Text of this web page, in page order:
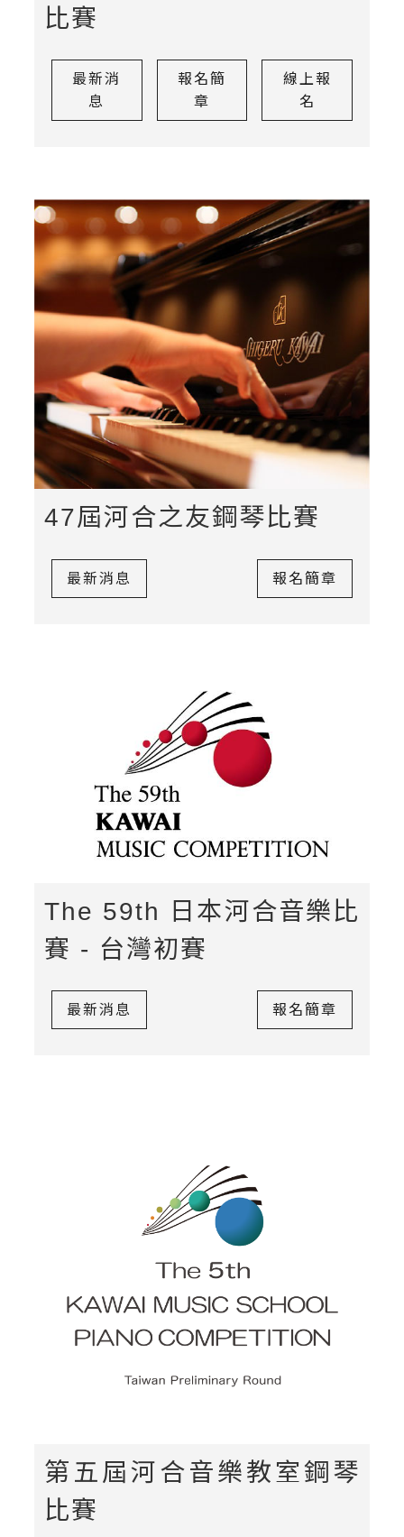
比賽
最新消
息
報名簡
章
線上報
名
47屆河合之友鋼琴比賽
最新消息 報名簡章
The 59th 日本河合音樂比
賽 - 台灣初賽
最新消息 報名簡章
第五屆河合音樂教室鋼琴
比賽